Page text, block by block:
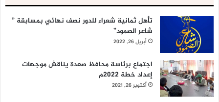
تأهل ثمانية شعراء للدور نصف نهائي بمسابقة ”
شاعر الصمود”
أبريل 26, 2022
اجتماع برئاسة محافظ صعدة يناقش موجهات
إعداد خطة 2022م
أكتوبر 26, 2021